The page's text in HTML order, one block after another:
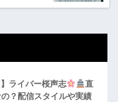
ライバー桜声志
直
？配信スタイルや実績